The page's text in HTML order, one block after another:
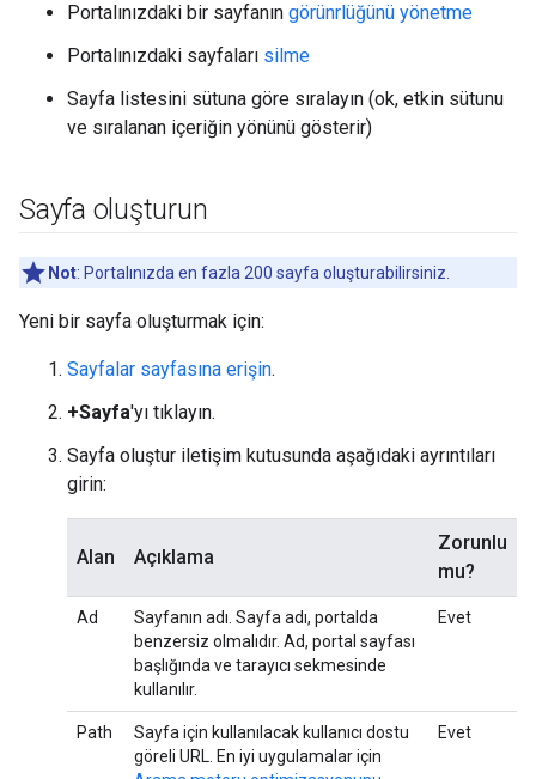
Portalınızdaki bir sayfanın görünrlüğünü yönetme
Portalınızdaki sayfaları silme
Sayfa listesini sütuna göre sıralayın (ok, etkin sütunu
ve sıralanan içeriğin yönünü gösterir)
Sayfa oluşturun
Not: Portalınızda en fazla 200 sayfa oluşturabilirsiniz.
Yeni bir sayfa oluşturmak için:
Sayfalar sayfasına erişin.
+Sayfa'yı tıklayın.
Sayfa oluştur iletişim kutusunda aşağıdaki ayrıntıları
girin:
Alan Açıklama
Zorunlu
mu?
Ad
Sayfanın adı. Sayfa adı, portalda
benzersiz olmalıdır. Ad, portal sayfası
başlığında ve tarayıcı sekmesinde
kullanılır.
Evet
Path
Sayfa için kullanılacak kullanıcı dostu
göreli URL. En iyi uygulamalar için
Evet